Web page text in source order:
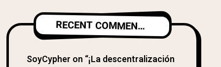
RECENT COMMENTS
SoyCypher on “¡La descentralización